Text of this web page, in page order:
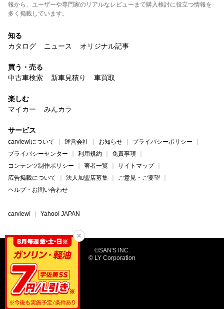
報から、ユーザーや専門家のリアルなレビューまで購入検討に役立つ情報を
多く掲載しています。
知る
カタログ
ニュース オリジナル記事
買う・売る
中古車検索
新車見積り 車買取
楽しむ
マイカー
みんカラ
サービス
carview!について 運営会社 お知らせ
プライバシーポリシー
プライバシーセンター
利用規約
免責事項
コンテンツ制作ポリシー
著者一覧
サイトマップ
広告掲載について
法人加盟店募集
ご意見・ご要望
ヘルプ・お問い合わせ
carview! Yahoo! JAPAN
©SAN'S INC.
© LY Corporation